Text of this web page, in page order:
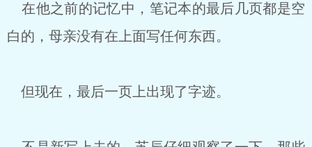
在他之前的记忆中，笔记本的最后几页都是空
白的，母亲没有在上面写任何东西。
但现在，最后一页上出现了字迹。